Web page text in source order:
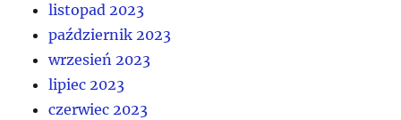
listopad 2023
październik 2023
wrzesień 2023
lipiec 2023
czerwiec 2023